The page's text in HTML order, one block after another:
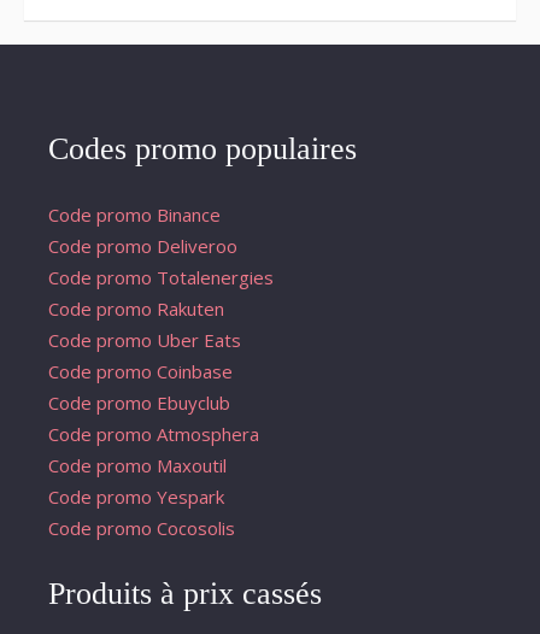
Codes promo populaires
Code promo Binance
Code promo Deliveroo
Code promo Totalenergies
Code promo Rakuten
Code promo Uber Eats
Code promo Coinbase
Code promo Ebuyclub
Code promo Atmosphera
Code promo Maxoutil
Code promo Yespark
Code promo Cocosolis
Produits à prix cassés